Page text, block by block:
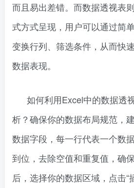
而且易出差错。而数据透视表
式方式呈现，用户可以通过简
变换行列、筛选条件，从而快
数据表现。
如何利用Excel中的数据透
析？确保你的数据布局规范，
数据字段，每一行代表一个数
到位，去除空值和重复值，确
后，选择你的数据区域，点击“